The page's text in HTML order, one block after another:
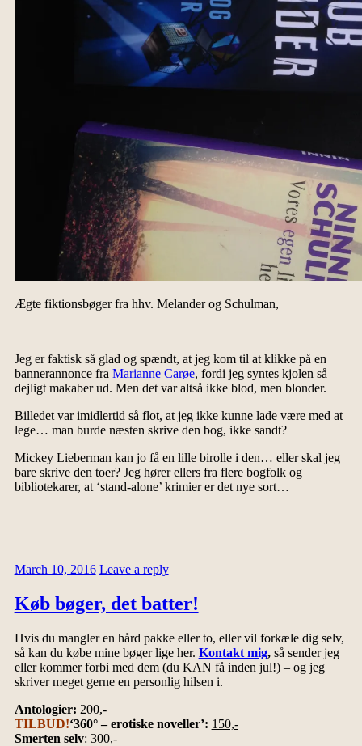
Ægte fiktionsbøger fra hhv. Melander og Schulman,
Jeg er faktisk så glad og spændt, at jeg kom til at klikke på en
bannerannonce fra Marianne Carøe, fordi jeg syntes kjolen så
dejligt makaber ud. Men det var altså ikke blod, men blonder.
Billedet var imidlertid så flot, at jeg ikke kunne lade være med at
lege… man burde næsten skrive den bog, ikke sandt?
Mickey Lieberman kan jo få en lille birolle i den… eller skal jeg
bare skrive den toer? Jeg hører ellers fra flere bogfolk og
bibliotekarer, at ‘stand-alone’ krimier er det nye sort…
March 10, 2016 Leave a reply
Køb bøger, det batter!
Hvis du mangler en hård pakke eller to, eller vil forkæle dig selv,
så kan du købe mine bøger lige her. Kontakt mig,så sender jeg
eller kommer forbi med dem (du KAN få inden jul!) – og jeg
skriver meget gerne en personlig hilsen i.
Antologier: 200,-
TILBUD!‘360° – erotiske noveller’: 150,-
Smerten selv: 300,-